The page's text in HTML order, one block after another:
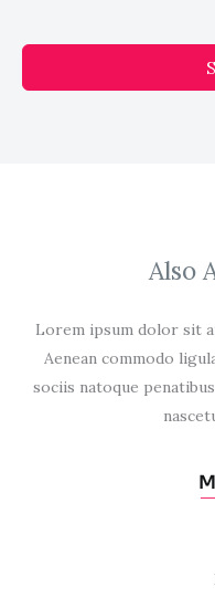
Also
Lorem ipsum dolor sit
Aenean commodo
sociis natoque